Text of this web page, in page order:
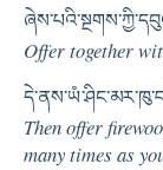
Offer together
Then offer
many times as